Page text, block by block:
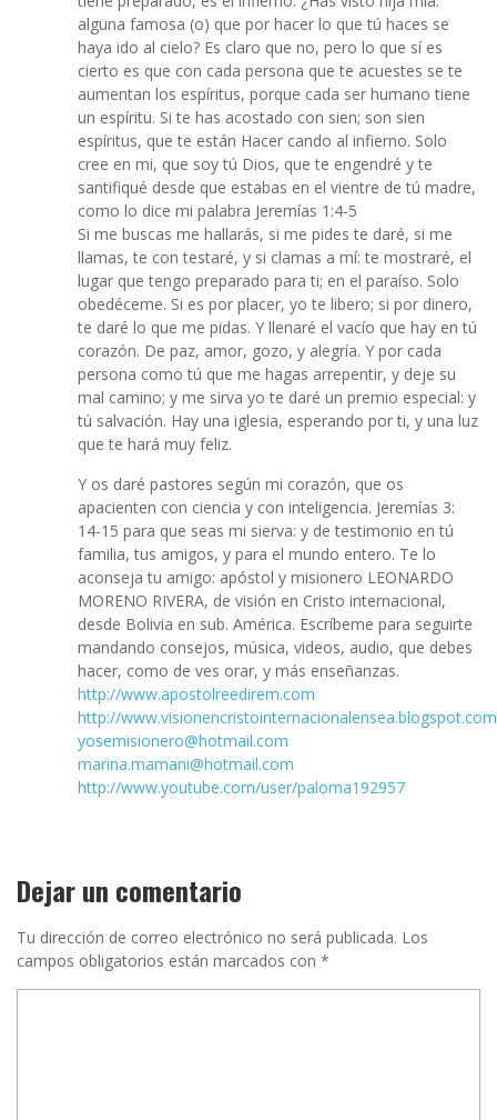
alguna famosa (o) que por hacer lo que tú haces se
haya ido al cielo? Es claro que no, pero lo que sí es
cierto es que con cada persona que te acuestes se te
aumentan los espíritus, porque cada ser humano tiene
un espíritu. Si te has acostado con sien; son sien
espíritus, que te están Hacer cando al infierno. Solo
cree en mi, que soy tú Dios, que te engendré y te
santifiqué desde que estabas en el vientre de tú madre,
como lo dice mi palabra Jeremías 1:4-5
Si me buscas me hallarás, si me pides te daré, si me
llamas, te con testaré, y si clamas a mí: te mostraré, el
lugar que tengo preparado para ti; en el paraíso. Solo
obedéceme. Si es por placer, yo te libero; si por dinero,
te daré lo que me pidas. Y llenaré el vacío que hay en tú
corazón. De paz, amor, gozo, y alegría. Y por cada
persona como tú que me hagas arrepentir, y deje su
mal camino; y me sirva yo te daré un premio especial: y
tú salvación. Hay una iglesia, esperando por ti, y una luz
que te hará muy feliz.
Y os daré pastores según mi corazón, que os
apacienten con ciencia y con inteligencia. Jeremías 3:
14-15 para que seas mi sierva: y de testimonio en tú
familia, tus amigos, y para el mundo entero. Te lo
aconseja tu amigo: apóstol y misionero LEONARDO
MORENO RIVERA, de visión en Cristo internacional,
desde Bolivia en sub. América. Escríbeme para seguirte
mandando consejos, música, videos, audio, que debes
hacer, como de ves orar, y más enseñanzas.
http://www.apostolreedirem.com
http://www.visionencristointernacionalensea.blogspot.com
yosemisionero@hotmail.com
marina.mamani@hotmail.com
http://www.youtube.com/user/paloma192957
Dejar un comentario
Tu dirección de correo electrónico no será publicada. Los
campos obligatorios están marcados con *